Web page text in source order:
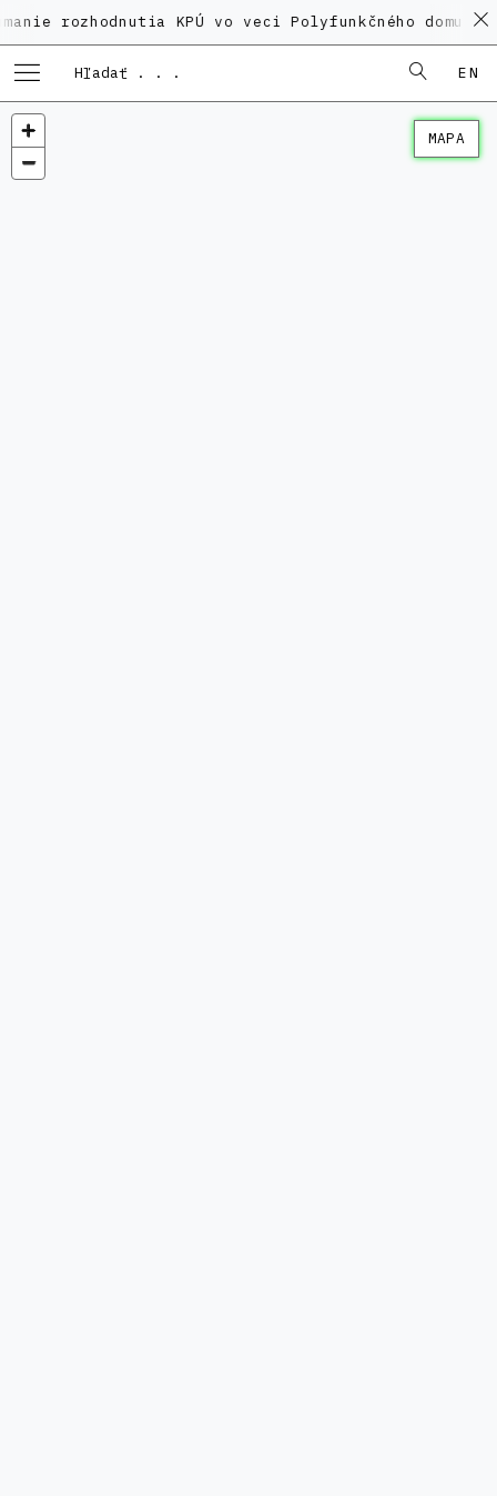
KPÚ vo veci Polyfunkčného domu na
EN
MAPA